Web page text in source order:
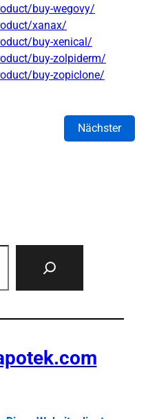
buy-wegovy/
xanax/
buy-xenical/
buy-zolpiderm/
buy-zopiclone/
Nächster